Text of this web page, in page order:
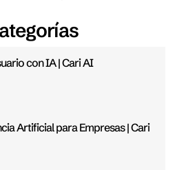
con IA | Cari AI
Artificial para Empresas | Cari